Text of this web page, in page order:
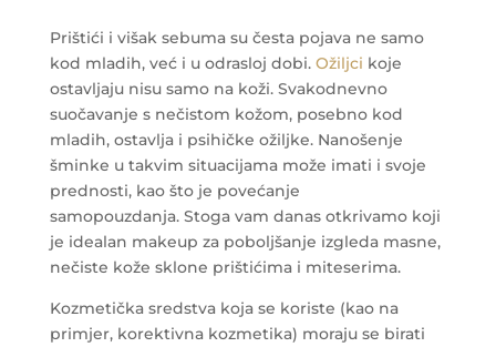
Prištići i višak sebuma su česta pojava ne samo
kod mladih, već i u odrasloj dobi. Ožiljci koje
ostavljaju nisu samo na koži. Svakodnevno
suočavanje s nečistom kožom, posebno kod
mladih, ostavlja i psihičke ožiljke. Nanošenje
šminke u takvim situacijama može imati i svoje
prednosti, kao što je povećanje
samopouzdanja. Stoga vam danas otkrivamo koji
je idealan makeup za poboljšanje izgleda masne,
nečiste kože sklone prištićima i miteserima.
Kozmetička sredstva koja se koriste (kao na
primjer, korektivna kozmetika) moraju se birati